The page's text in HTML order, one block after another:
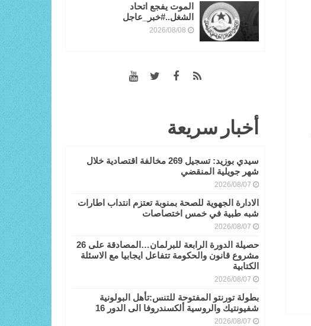
الموت يفجع اتحاد
الشغل..#خبر_عاجل
2026/08/08
أخبار سريعة
سيدي بوزيد: تسجيل 269 مخالفة اقتصادية خلال
شهر جويلية المنقضي
2026/08/07
الادارة الجهوية للصحة بمنوبة تعتزم انتداب اطارات
شبه طبية في خمس اختصاصات
2026/08/07
حصيلة الدورة الرابعة للبرلمان…المصادقة على 26
مشروع قانون والحكومة تتفاعل ايجابيا مع الاسئلة
الكتابية
2026/08/07
بطولة تورنتو المفتوحة للتنس:تأهل البولونية
شفيونتيك والروسية ألكسندروفا الى الدور 16
2026/08/07